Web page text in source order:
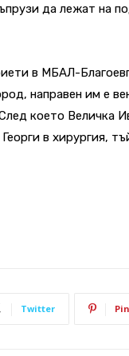
да лежат на
в МБАЛ-
направен им е
което Величка
в хирургия,
Twitter